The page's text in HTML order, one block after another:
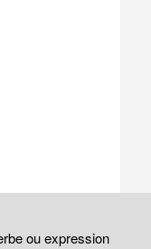
ou expression